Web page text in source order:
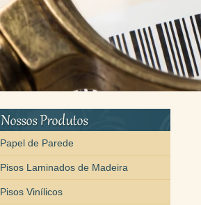
Papel de Parede
Pisos Laminados de Madeira
Pisos Vinílicos